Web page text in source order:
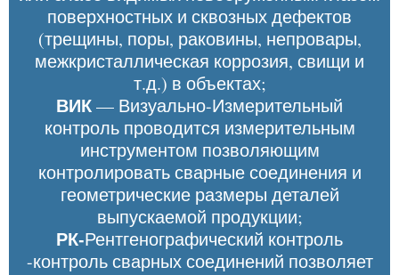
поверхностных и сквозных дефектов
(трещины, поры, раковины, непровары,
межкристаллическая коррозия, свищи и
т.д.) в объектах;
ВИК— Визуально-Измерительный
контроль проводится измерительным
инструментом позволяющим
контролировать сварные соединения и
геометрические размеры деталей
выпускаемой продукции;
РК-Рентгенографический контроль
-контроль сварных соединений позволяет